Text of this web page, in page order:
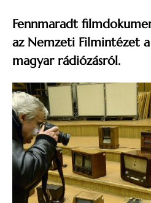
Fennmaradt
az Nemzeti Filmintézet
magyar rádiózásról.